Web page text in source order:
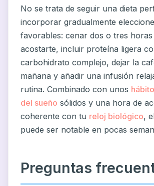
No se trata de seguir una dieta
incorporar gradualmente
favorables: cenar dos o tres horas
acostarte, incluir proteína ligera
carbohidrato complejo, dejar la
mañana y añadir una infusión
rutina. Combinado con unos
del sueño sólidos y una hora de
coherente con tu reloj biológico,
puede ser notable en pocas
Preguntas